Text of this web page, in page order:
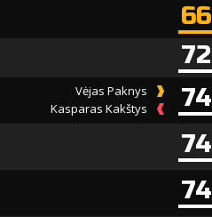
66
72
Vėjas Paknys
Kasparas Kakštys
74
74
74